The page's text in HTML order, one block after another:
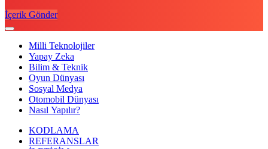
İçerik Gönder
Milli Teknolojiler
Yapay Zeka
Bilim & Teknik
Oyun Dünyası
Sosyal Medya
Otomobil Dünyası
Nasıl Yapılır?
KODLAMA
REFERANSLAR